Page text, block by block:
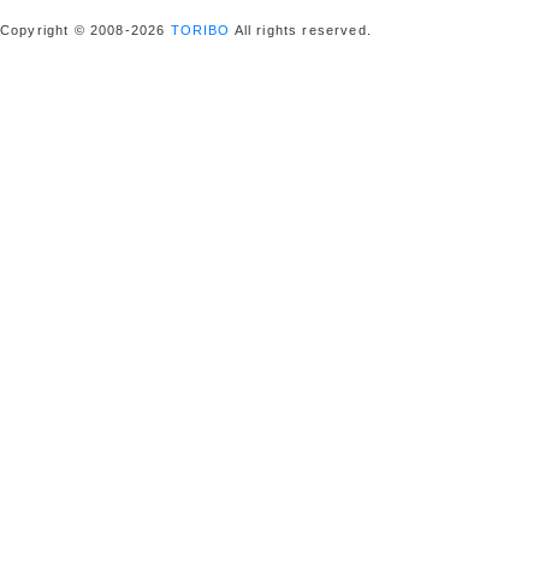
Copyright © 2008-2026 TORIBO All rights reserved.